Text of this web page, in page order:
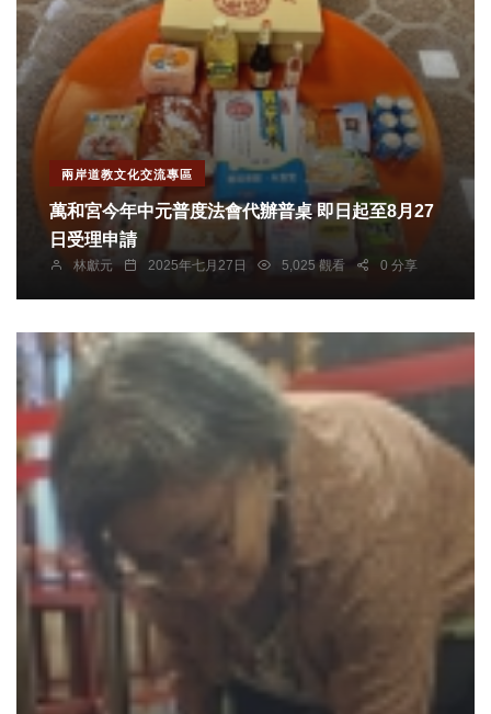
兩岸道教文化交流專區
萬和宮今年中元普度法會代辦普桌 即日起至8月27
日受理申請
林獻元 2025年七月27日 5,025 觀看 0 分享